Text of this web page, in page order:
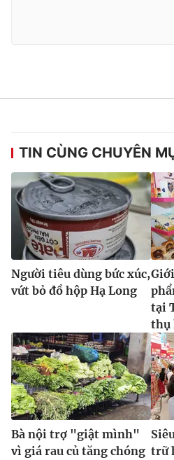
TIN CÙNG CHUYÊN
Người tiêu dùng bức xúc,
vứt bỏ đồ hộp Hạ Long
tại
thụ
Bà nội trợ "giật mình"
vì giá rau củ tăng chóng trữ